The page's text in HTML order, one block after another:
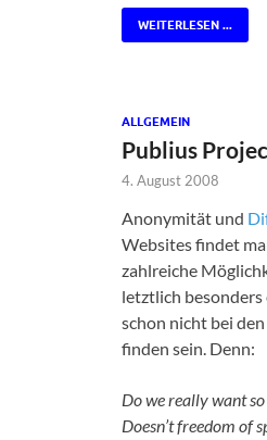
WEITERLESEN ...
ALLGEMEIN
Publius
4. August 2008
Anonymität und
Websites findet
zahlreiche
letztlich besonders
schon nicht bei
finden sein. Denn:
Do we really want
Doesn’t freedom of